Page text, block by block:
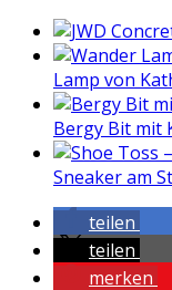
Lamp von
Bergy Bit mit
Sneaker am
teilen
teilen
merken